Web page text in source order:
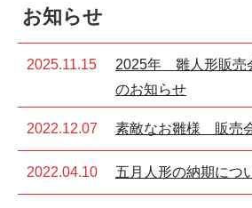
お知らせ
2025.11.15
2025年 雛人形販売
のお知らせ
2022.12.07 素敵なお雛様 販売
2022.04.10 五月人形の納期につ